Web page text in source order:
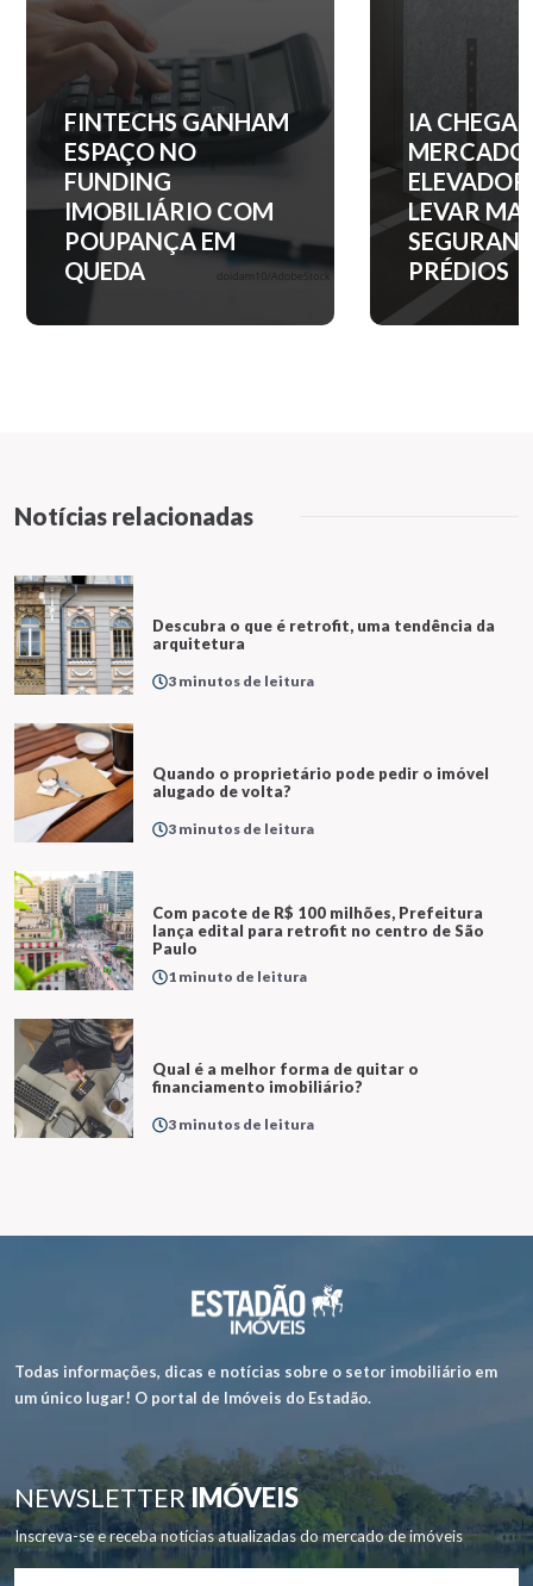
IA CHEGA AO
MERCADO DE
ELEVADORES PARA
LEVAR MAIS
SEGURANÇA AOS
PRÉDIOS
QUANTO
ENTRADA
NOS
BAIRROS
PAULO?
Notícias relacionadas
Descubra o que é retrofit, uma tendência da
arquitetura
3 minutos de leitura
Quando o proprietário pode pedir o imóvel
alugado de volta?
3 minutos de leitura
Com pacote de R$ 100 milhões, Prefeitura
lança edital para retrofit no centro de São
Paulo
1 minuto de leitura
Qual é a melhor forma de quitar o
financiamento imobiliário?
3 minutos de leitura
Todas informações, dicas e notícias sobre o setor imobiliário em
um único lugar! O portal de Imóveis do Estadão.
NEWSLETTERIMÓVEIS
Inscreva-se e receba notícias atualizadas do mercado de imóveis